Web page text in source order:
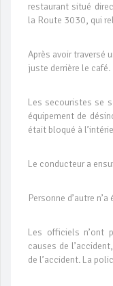
restaurant situé
la Route 3030, qui
Après avoir traversé
juste derrière le café.
Les secouristes se
équipement de
était bloqué à
Le conducteur a
Personne d’autre
Les officiels n’ont
causes de
de l’accident. La